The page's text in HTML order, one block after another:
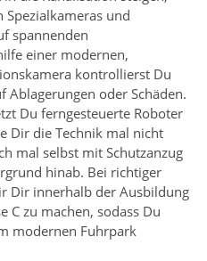
und
spannenden
einer modernen,
kontrollierst Du
Ablagerungen oder Schäden.
Du ferngesteuerte Roboter
Dir die Technik mal nicht
mal selbst mit Schutzanzug
hinab. Bei richtiger
Dir innerhalb der Ausbildung
C zu machen, sodass Du
modernen Fuhrpark